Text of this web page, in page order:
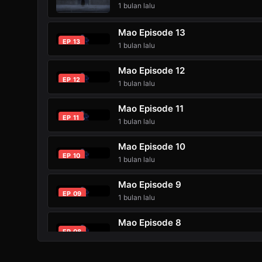
1 bulan lalu
EP 13
Mao Episode 13
1 bulan lalu
EP 12
Mao Episode 12
1 bulan lalu
EP 11
Mao Episode 11
1 bulan lalu
EP 10
Mao Episode 10
1 bulan lalu
EP 09
Mao Episode 9
1 bulan lalu
EP 08
Mao Episode 8